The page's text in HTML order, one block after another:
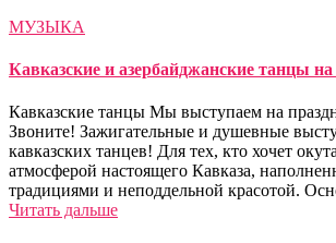
МУЗЫКА
Кавказские и азербайджанские танцы на
Кавказские танцы Мы выступаем на
Звоните! Зажигательные и душевные
кавказских танцев! Для тех, кто хочет
атмосферой настоящего Кавказа,
традициями и неподдельной красотой.
Читать дальше